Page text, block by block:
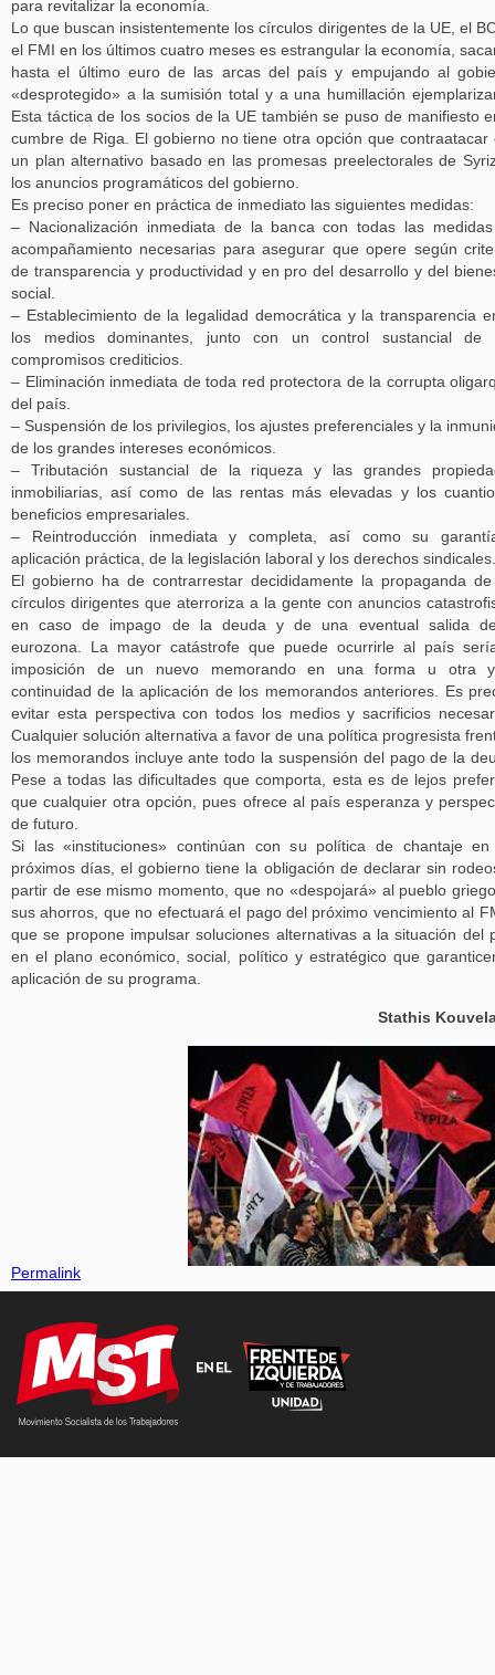
para revitalizar la economía.
Lo que buscan insistentemente los círculos dirigentes de la UE, el
el FMI en los últimos cuatro meses es estrangular la economía,
hasta el último euro de las arcas del país y empujando al
«desprotegido» a la sumisión total y a una humillación
Esta táctica de los socios de la UE también se puso de manifiesto
cumbre de Riga. El gobierno no tiene otra opción que contraatacar
un plan alternativo basado en las promesas preelectorales de
los anuncios programáticos del gobierno.
Es preciso poner en práctica de inmediato las siguientes medidas:
– Nacionalización inmediata de la banca con todas las
acompañamiento necesarias para asegurar que opere según
de transparencia y productividad y en pro del desarrollo y del
social.
– Establecimiento de la legalidad democrática y la transparencia
los medios dominantes, junto con un control sustancial de
compromisos crediticios.
– Eliminación inmediata de toda red protectora de la corrupta
del país.
– Suspensión de los privilegios, los ajustes preferenciales y la
de los grandes intereses económicos.
– Tributación sustancial de la riqueza y las grandes
inmobiliarias, así como de las rentas más elevadas y los
beneficios empresariales.
– Reintroducción inmediata y completa, así como su
aplicación práctica, de la legislación laboral y los derechos sindicales.
El gobierno ha de contrarrestar decididamente la propaganda
círculos dirigentes que aterroriza a la gente con anuncios
en caso de impago de la deuda y de una eventual salida
eurozona. La mayor catástrofe que puede ocurrirle al país
imposición de un nuevo memorando en una forma u otra
continuidad de la aplicación de los memorandos anteriores. Es
evitar esta perspectiva con todos los medios y sacrificios
Cualquier solución alternativa a favor de una política progresista
los memorandos incluye ante todo la suspensión del pago de la
Pese a todas las dificultades que comporta, esta es de lejos
que cualquier otra opción, pues ofrece al país esperanza y
de futuro.
Si las «instituciones» continúan con su política de chantaje en
próximos días, el gobierno tiene la obligación de declarar sin
partir de ese mismo momento, que no «despojará» al pueblo
sus ahorros, que no efectuará el pago del próximo vencimiento al
que se propone impulsar soluciones alternativas a la situación del
en el plano económico, social, político y estratégico que
aplicación de su programa.
Stathis
Permalink